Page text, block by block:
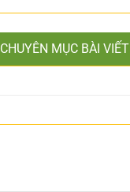
CHUYÊN MỤC BÀI VIẾT